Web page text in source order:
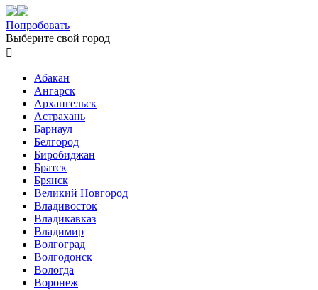
Попробовать
Выберите свой город

Абакан
Ангарск
Архангельск
Астрахань
Барнаул
Белгород
Биробиджан
Братск
Брянск
Великий Новгород
Владивосток
Владикавказ
Владимир
Волгоград
Волгодонск
Вологда
Воронеж